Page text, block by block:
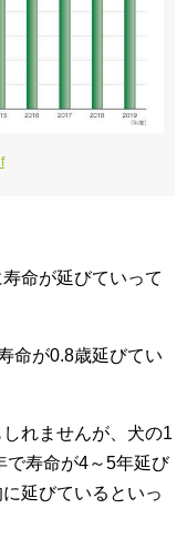
命が延びていって
命が0.8歳延びてい
れませんが、犬の1
で寿命が4～5年延び
延びているといっ